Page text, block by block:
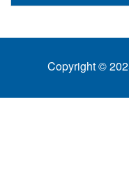
Copyright ©